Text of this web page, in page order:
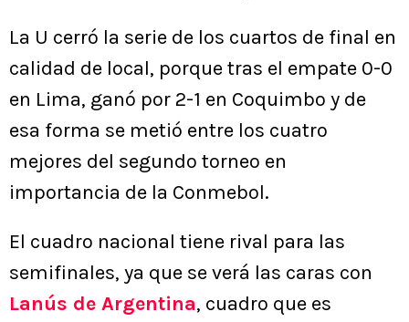
La U cerró la serie de los cuartos de final en
calidad de local, porque tras el empate 0-0
en Lima, ganó por 2-1 en Coquimbo y de
esa forma se metió entre los cuatro
mejores del segundo torneo en
importancia de la Conmebol.
El cuadro nacional tiene rival para las
semifinales, ya que se verá las caras con
Lanús de Argentina, cuadro que es